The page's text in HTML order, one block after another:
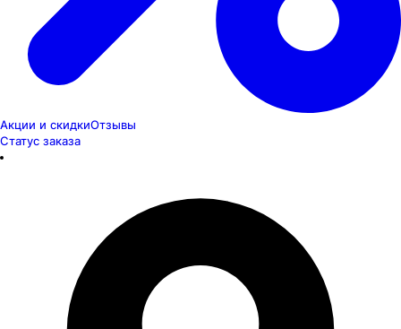
Акции и скидкиОтзывы
Статус заказа